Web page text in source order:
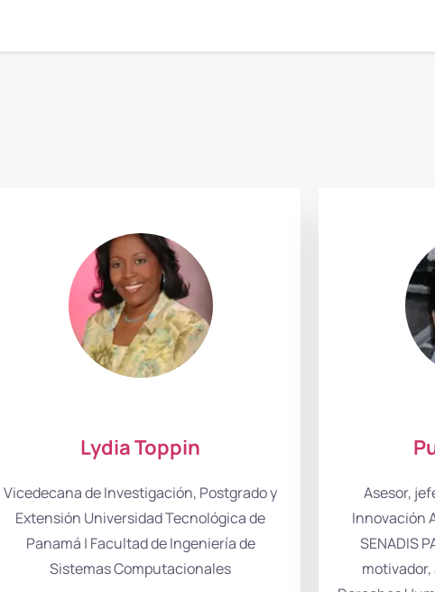
Lydia Toppin
Vicedecana de Investigación, Postgrado y
Extensión Universidad Tecnológica de
Panamá | Facultad de Ingeniería de
Sistemas Computacionales
Asesor,
Innovación
SENADIS